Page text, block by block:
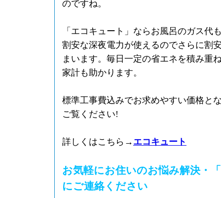
のですね。
「エコキュート」ならお風呂のガス代
割安な深夜電力が使えるのでさらに割
まいます。毎日一定の省エネを積み重
家計も助かります。
標準工事費込みでお求めやすい価格と
ご覧ください!
詳しくはこちら→ エコキュート
お気軽にお住いのお悩み解決・
にご連絡ください